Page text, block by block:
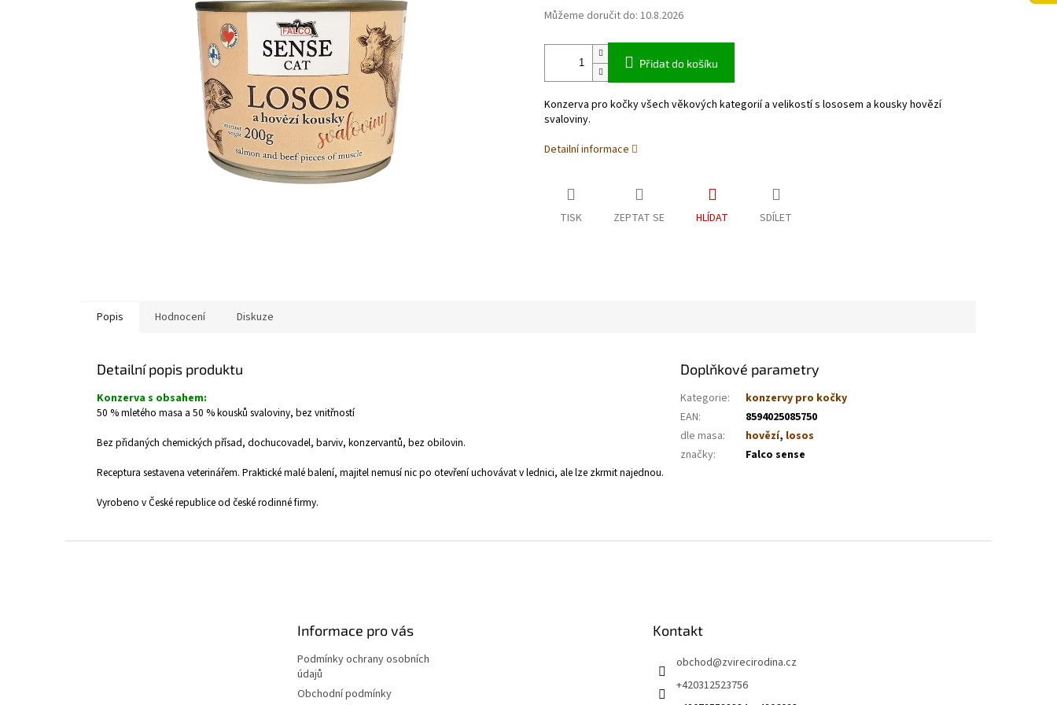
Můžeme doručit do: 10.8.2026
Přidat do košíku
Konzerva pro kočky všech věkových kategorií a velikostí s lososem a kousky hovězí
svaloviny.
Detailní informace
TISK ZEPTAT SE HLÍDAT SDÍLET
Popis Hodnocení Diskuze
Detailní popis produktu
Konzerva s obsahem:
50 % mletého masa a 50 % kousků svaloviny, bez vnitřností
Bez přidaných chemických přísad, dochucovadel, barviv, konzervantů, bez obilovin.
Receptura sestavena veterinářem. Praktické malé balení, majitel nemusí nic po otevření uchovávat v lednici, ale lze zkrmit najednou.
Vyrobeno v České republice od české rodinné firmy.
Doplňkové parametry
Kategorie:
konzervy pro kočky
EAN:
8594025085750
dle masa: hovězí, losos
značky: Falco sense
Informace pro vás
Podmínky ochrany osobních
údajů
Obchodní podmínky
Kontakt
obchod@zvirecirodina.cz
+420312523756